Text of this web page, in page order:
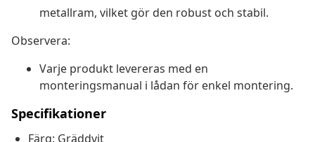
metallram, vilket gör den robust och stabil.
Observera:
Varje produkt levereras med en
monteringsmanual i lådan för enkel montering.
Specifikationer
Färg: Gräddvit